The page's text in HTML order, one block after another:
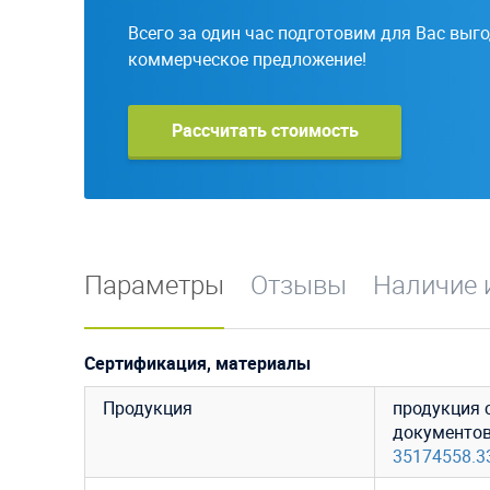
Всего за один час подготовим для Вас
коммерческое предложение!
Рассчитать стоимость
Параметры Отзывы Наличие
Сертификация, материалы
Продукция
продукция